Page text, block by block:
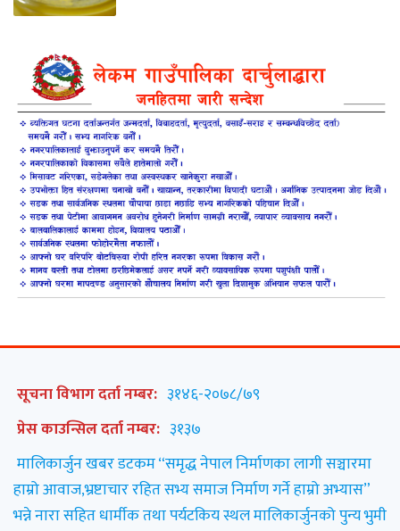
सूचना विभाग दर्ता नम्बर: ३१४६-२०७८/७९
प्रेस काउन्सिल दर्ता नम्बर: ३१३७
मालिकार्जुन खबर डटकम “समृद्ध नेपाल निर्माणका लागी सञ्चारमा
हाम्रो आवाज,भ्रष्टाचार रहित सभ्य समाज निर्माण गर्ने हाम्रो अभ्यास”
भन्ने नारा सहित धार्मीक तथा पर्यटकिय स्थल मालिकार्जुनको पुन्य भुमी